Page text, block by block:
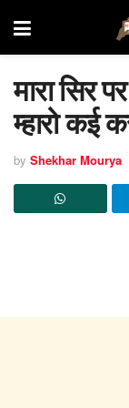
मारा सिर
म्हारो कई
by Shekhar Mourya